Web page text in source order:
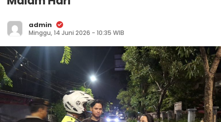
admin
Minggu, 14 Juni 2026 - 10:35 WIB